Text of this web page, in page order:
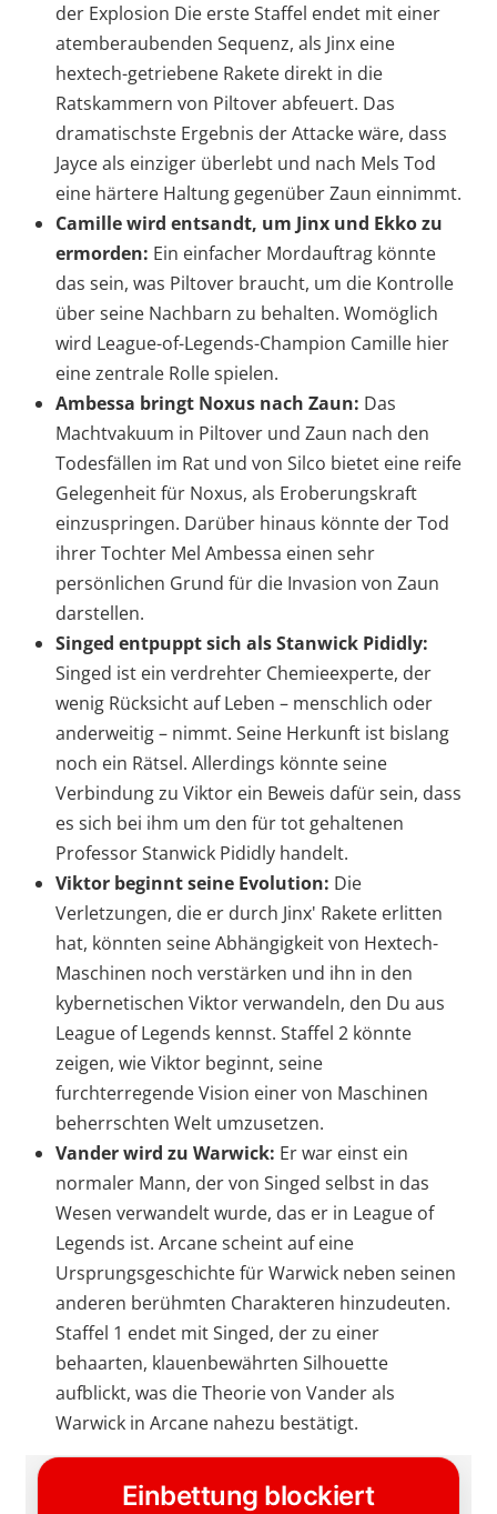
der Explosion Die erste Staffel endet mit einer
atemberaubenden Sequenz, als Jinx eine
hextech-getriebene Rakete direkt in die
Ratskammern von Piltover abfeuert. Das
dramatischste Ergebnis der Attacke wäre, dass
Jayce als einziger überlebt und nach Mels Tod
eine härtere Haltung gegenüber Zaun einnimmt.
Camille wird entsandt, um Jinx und Ekko zu
ermorden: Ein einfacher Mordauftrag könnte
das sein, was Piltover braucht, um die Kontrolle
über seine Nachbarn zu behalten. Womöglich
wird League-of-Legends-Champion Camille hier
eine zentrale Rolle spielen.
Ambessa bringt Noxus nach Zaun: Das
Machtvakuum in Piltover und Zaun nach den
Todesfällen im Rat und von Silco bietet eine reife
Gelegenheit für Noxus, als Eroberungskraft
einzuspringen. Darüber hinaus könnte der Tod
ihrer Tochter Mel Ambessa einen sehr
persönlichen Grund für die Invasion von Zaun
darstellen.
Singed entpuppt sich als Stanwick Pididly:
Singed ist ein verdrehter Chemieexperte, der
wenig Rücksicht auf Leben – menschlich oder
anderweitig – nimmt. Seine Herkunft ist bislang
noch ein Rätsel. Allerdings könnte seine
Verbindung zu Viktor ein Beweis dafür sein, dass
es sich bei ihm um den für tot gehaltenen
Professor Stanwick Pididly handelt.
Viktor beginnt seine Evolution: Die
Verletzungen, die er durch Jinx' Rakete erlitten
hat, könnten seine Abhängigkeit von Hextech-
Maschinen noch verstärken und ihn in den
kybernetischen Viktor verwandeln, den Du aus
League of Legends kennst. Staffel 2 könnte
zeigen, wie Viktor beginnt, seine
furchterregende Vision einer von Maschinen
beherrschten Welt umzusetzen.
Vander wird zu Warwick: Er war einst ein
normaler Mann, der von Singed selbst in das
Wesen verwandelt wurde, das er in League of
Legends ist. Arcane scheint auf eine
Ursprungsgeschichte für Warwick neben seinen
anderen berühmten Charakteren hinzudeuten.
Staffel 1 endet mit Singed, der zu einer
behaarten, klauenbewährten Silhouette
aufblickt, was die Theorie von Vander als
Warwick in Arcane nahezu bestätigt.